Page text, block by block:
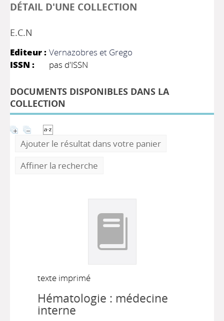
DÉTAIL D'UNE COLLECTION
E.C.N
Editeur : Vernazobres et Grego
ISSN :
pas d'ISSN
DOCUMENTS DISPONIBLES DANS LA
COLLECTION
Ajouter le résultat dans votre panier
Affiner la recherche
texte imprimé
Hématologie : médecine
interne